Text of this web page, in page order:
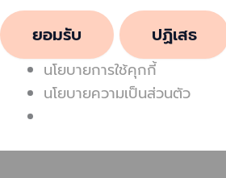
ยอมรับ ปฏิเสธ
นโยบายการใช้คุกกี้
นโยบายความเป็นส่วนตัว